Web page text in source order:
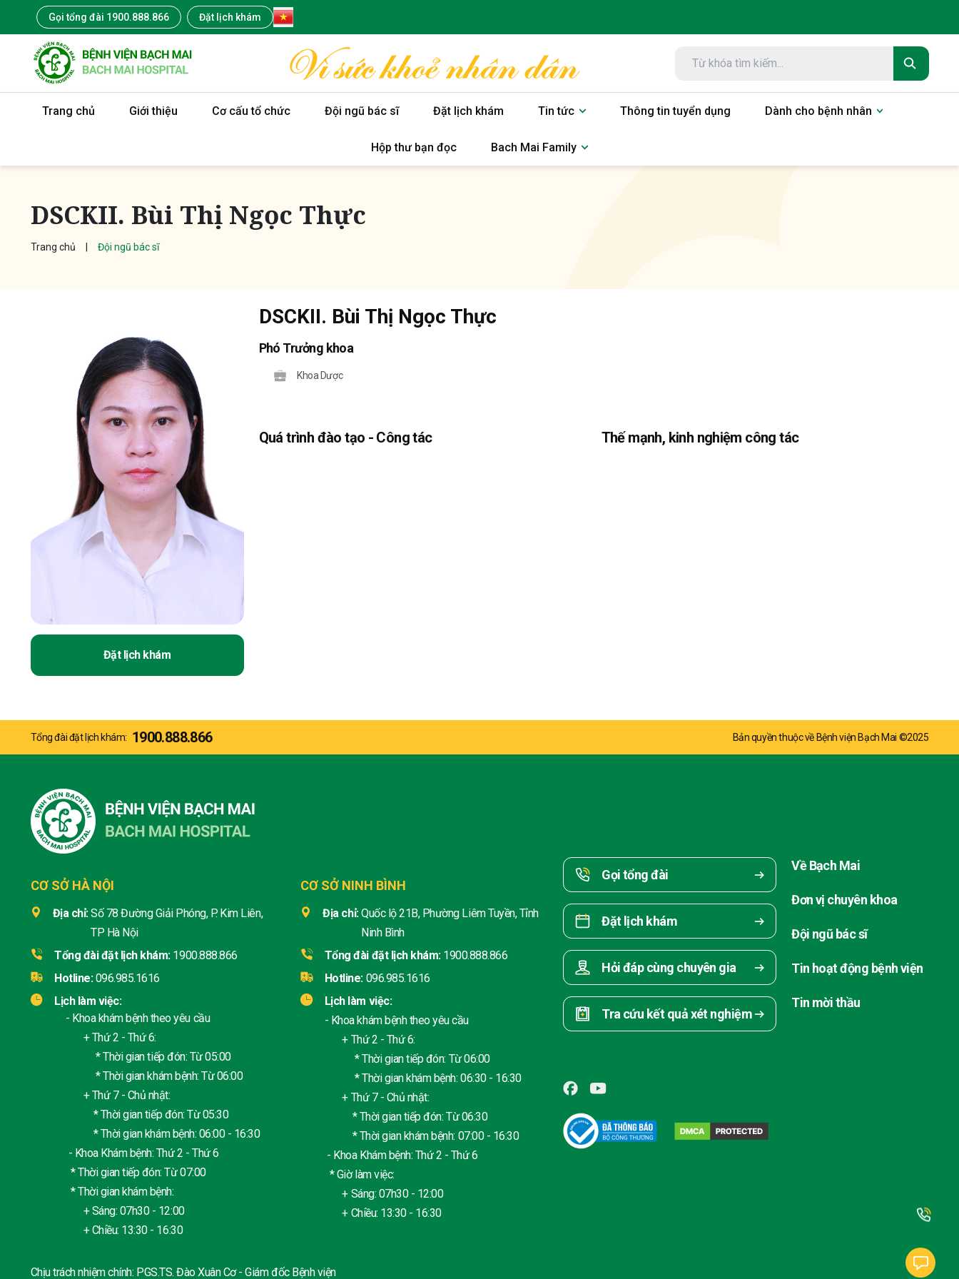
Gọi tổng đài 1900.888.866 Đặt lịch khám
Trang chủ Giới thiệu Cơ cấu tổ chức Đội ngũ bác sĩ Đặt lịch khám Tin tức Thông tin tuyển dụng Dành cho bệnh nhân
Hộp thư bạn đọc Bach Mai Family
DSCKII. Bùi Thị Ngọc Thực
Trang chủ Đội ngũ bác sĩ
Đặt lịch khám
DSCKII. Bùi Thị Ngọc Thực
Phó Trưởng khoa
Khoa Dược
Quá trình đào tạo - Công tác Thế mạnh, kinh nghiệm công tác
Tổng đài đặt lịch khám: 1900.888.866 Bản quyền thuộc về Bệnh viện Bạch Mai ©2025
CƠ SỞ HÀ NỘI
Địa chỉ:Số 78 Đường Giải Phóng, P. Kim Liên,
TP Hà Nội
Tổng đài đặt lịch khám: 1900.888.866
Hotline: 096.985.1616
Lịch làm việc:
- Khoa khám bệnh theo yêu cầu
+ Thứ 2 - Thứ 6:
* Thời gian tiếp đón: Từ 05:00
* Thời gian khám bệnh: Từ 06:00
+ Thứ 7 - Chủ nhật:
* Thời gian tiếp đón: Từ 05:30
* Thời gian khám bệnh: 06:00 - 16:30
- Khoa Khám bệnh: Thứ 2 - Thứ 6
* Thời gian tiếp đón: Từ 07:00
* Thời gian khám bệnh:
+ Sáng: 07h30 - 12:00
+ Chiều: 13:30 - 16:30
CƠ SỞ NINH BÌNH
Địa chỉ:Quốc lộ 21B, Phường Liêm Tuyền, Tỉnh
Ninh Bình
Tổng đài đặt lịch khám: 1900.888.866
Hotline: 096.985.1616
Lịch làm việc:
- Khoa khám bệnh theo yêu cầu
+ Thứ 2 - Thứ 6:
* Thời gian tiếp đón: Từ 06:00
* Thời gian khám bệnh: 06:30 - 16:30
+ Thứ 7 - Chủ nhật:
* Thời gian tiếp đón: Từ 06:30
* Thời gian khám bệnh: 07:00 - 16:30
- Khoa Khám bệnh: Thứ 2 - Thứ 6
* Giờ làm việc:
+ Sáng: 07h30 - 12:00
+ Chiều: 13:30 - 16:30
Chịu trách nhiệm chính: PGS.TS. Đào Xuân Cơ - Giám đốc Bệnh viện
Gọi tổng đài
Đặt lịch khám
Hỏi đáp cùng chuyên gia
Tra cứu kết quả xét nghiệm
Về Bạch Mai
Đơn vị chuyên khoa
Đội ngũ bác sĩ
Tin hoạt động bệnh viện
Tin mời thầu